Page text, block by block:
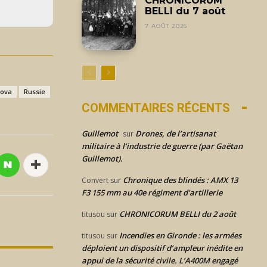
Russie
BELLI du 7 août
7 AOÛT 2026
COMMENTAIRES RÉCENTS
Guillemot sur Drones, de l’artisanat
militaire à l’industrie de guerre (par Gaëtan
Guillemot).
Convert sur Chronique des blindés : AMX 13
F3 155 mm au 40e régiment d’artillerie
titusou sur CHRONICORUM BELLI du 2 août
titusou sur Incendies en Gironde : les armées
déploient un dispositif d’ampleur inédite en
appui de la sécurité civile. L’A400M engagé